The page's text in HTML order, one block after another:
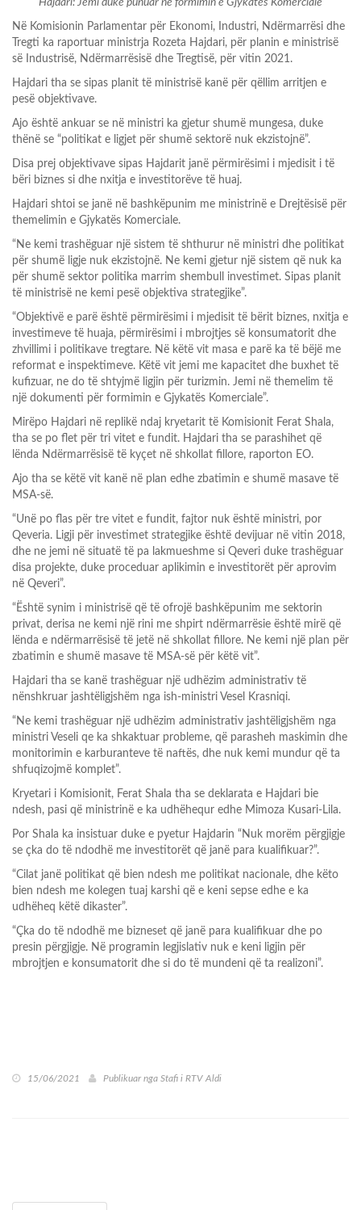
Hajdari: Jemi duke punuar në formimin e Gjykatës Komerciale
Në Komisionin Parlamentar për Ekonomi, Industri, Ndërmarrësi dhe
Tregti ka raportuar ministrja Rozeta Hajdari, për planin e ministrisë
së Industrisë, Ndërmarrësisë dhe Tregtisë, për vitin 2021.
Hajdari tha se sipas planit të ministrisë kanë për qëllim arritjen e
pesë objektivave.
Ajo është ankuar se në ministri ka gjetur shumë mungesa, duke
thënë se “politikat e ligjet për shumë sektorë nuk ekzistojnë”.
Disa prej objektivave sipas Hajdarit janë përmirësimi i mjedisit i të
bëri biznes si dhe nxitja e investitorëve të huaj.
Hajdari shtoi se janë në bashkëpunim me ministrinë e Drejtësisë për
themelimin e Gjykatës Komerciale.
“Ne kemi trashëguar një sistem të shthurur në ministri dhe politikat
për shumë ligje nuk ekzistojnë. Ne kemi gjetur një sistem që nuk ka
për shumë sektor politika marrim shembull investimet. Sipas planit
të ministrisë ne kemi pesë objektiva strategjike”.
“Objektivë e parë është përmirësimi i mjedisit të bërit biznes, nxitja e
investimeve të huaja, përmirësimi i mbrojtjes së konsumatorit dhe
zhvillimi i politikave tregtare. Në këtë vit masa e parë ka të bëjë me
reformat e inspektimeve. Këtë vit jemi me kapacitet dhe buxhet të
kufizuar, ne do të shtyjmë ligjin për turizmin. Jemi në themelim të
një dokumenti për formimin e Gjykatës Komerciale”.
Mirëpo Hajdari në replikë ndaj kryetarit të Komisionit Ferat Shala,
tha se po flet për tri vitet e fundit. Hajdari tha se parashihet që
lënda Ndërmarrësisë të kyçet në shkollat fillore, raporton EO.
Ajo tha se këtë vit kanë në plan edhe zbatimin e shumë masave të
MSA-së.
“Unë po flas për tre vitet e fundit, fajtor nuk është ministri, por
Qeveria. Ligji për investimet strategjike është devijuar në vitin 2018,
dhe ne jemi në situatë të pa lakmueshme si Qeveri duke trashëguar
disa projekte, duke proceduar aplikimin e investitorët për aprovim
në Qeveri”.
“Është synim i ministrisë që të ofrojë bashkëpunim me sektorin
privat, derisa ne kemi një rini me shpirt ndërmarrësie është mirë që
lënda e ndërmarrësisë të jetë në shkollat fillore. Ne kemi një plan për
zbatimin e shumë masave të MSA-së për këtë vit”.
Hajdari tha se kanë trashëguar një udhëzim administrativ të
nënshkruar jashtëligjshëm nga ish-ministri Vesel Krasniqi.
“Ne kemi trashëguar një udhëzim administrativ jashtëligjshëm nga
ministri Veseli qe ka shkaktuar probleme, që parasheh maskimin dhe
monitorimin e karburanteve të naftës, dhe nuk kemi mundur që ta
shfuqizojmë komplet”.
Kryetari i Komisionit, Ferat Shala tha se deklarata e Hajdari bie
ndesh, pasi që ministrinë e ka udhëhequr edhe Mimoza Kusari-Lila.
Por Shala ka insistuar duke e pyetur Hajdarin “Nuk morëm përgjigje
se çka do të ndodhë me investitorët që janë para kualifikuar?”.
“Cilat janë politikat që bien ndesh me politikat nacionale, dhe këto
bien ndesh me kolegen tuaj karshi që e keni sepse edhe e ka
udhëheq këtë dikaster”.
“Çka do të ndodhë me bizneset që janë para kualifikuar dhe po
presin përgjigje. Në programin legjislativ nuk e keni ligjin për
mbrojtjen e konsumatorit dhe si do të mundeni që ta realizoni”.
15/06/2021 Publikuar nga Stafi i RTV Aldi